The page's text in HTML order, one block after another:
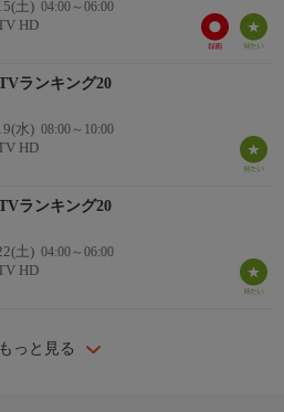
土) 04:00～06:00
HD
ランキング20
水) 08:00～10:00
HD
ランキング20
土) 04:00～06:00
HD
もっと見る